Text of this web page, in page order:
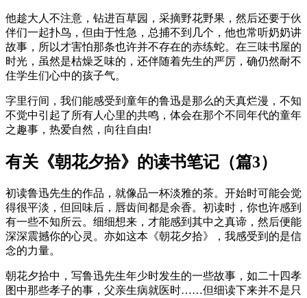
他趁大人不注意，钻进百草园，采摘野花野果，然后还要于伙
伴们一起扑鸟，但由于性急，总捕不到几个，他也常听奶奶讲
故事，所以才害怕那条也许并不存在的赤练蛇。在三味书屋的
时光，虽然是枯燥乏味的，还伴随着先生的严厉，确仍然耐不
住学生们心中的孩子气。
字里行间，我们能感受到童年的鲁迅是那么的天真烂漫，不知
不觉中引起了所有人心里的共鸣，体会在那个不同年代的童年
之趣事，热爱自然，向往自由!
有关《朝花夕拾》的读书笔记（篇3）
初读鲁迅先生的作品，就像品一杯淡雅的茶。开始时可能会觉
得很平淡，但回味后，唇齿间都是余香。初读时，你也许感到
有一些不知所云。细细想来，才能感到其中之真谛，然后便能
深深震撼你的心灵。亦如这本《朝花夕拾》，我感受到的是信
念的力量。
朝花夕拾中，写鲁迅先生年少时发生的一些故事，如二十四孝
图中那些孝子的事，父亲生病就医时……但细读下来并不是只